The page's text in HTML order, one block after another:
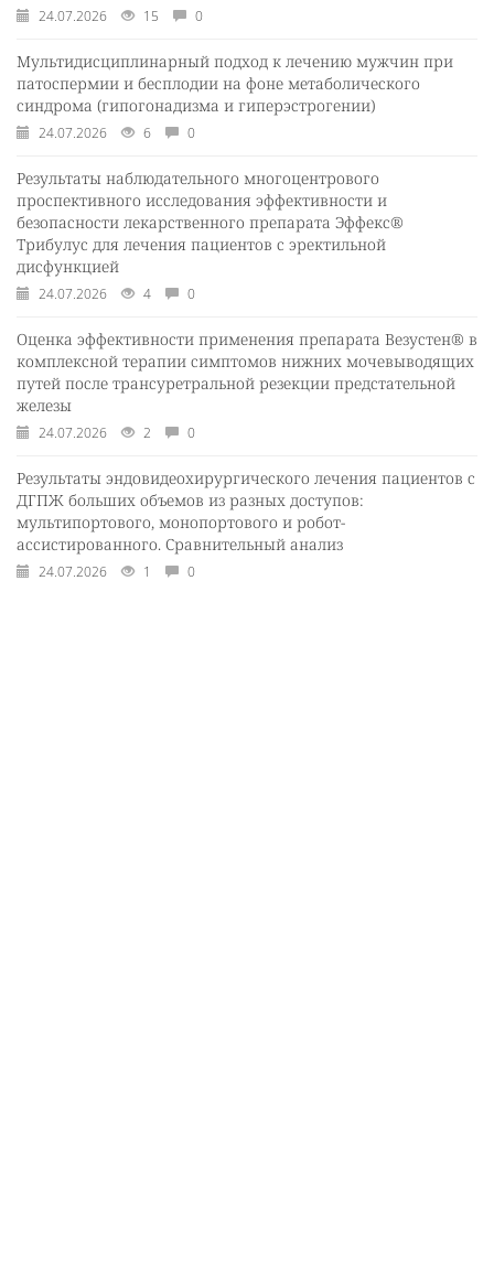
24.07.2026 15 0
Мультидисциплинарный подход к лечению мужчин при
патоспермии и бесплодии на фоне метаболического
синдрома (гипогонадизма и гиперэстрогении)
24.07.2026 6 0
Результаты наблюдательного многоцентрового
проспективного исследования эффективности и
безопасности лекарственного препарата Эффекс®
Трибулус для лечения пациентов с эректильной
дисфункцией
24.07.2026 4 0
Оценка эффективности применения препарата Везустен® в
комплексной терапии симптомов нижних мочевыводящих
путей после трансуретральной резекции предстательной
железы
24.07.2026 2 0
Результаты эндовидеохирургического лечения пациентов с
ДГПЖ больших объемов из разных доступов:
мультипортового, монопортового и робот-
ассистированного. Сравнительный анализ
24.07.2026 1 0